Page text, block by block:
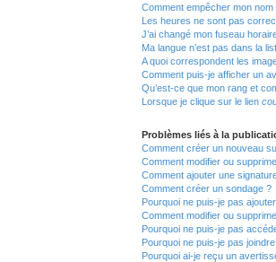
Comment empêcher mon
Les heures ne sont pas
J’ai changé mon fuseau
Ma langue n’est pas dans la
A quoi correspondent les
Comment puis-je afficher un
Qu’est-ce que mon rang et
Lorsque je clique sur le lien
Problèmes liés à la
Comment créer un nouveau
Comment modifier ou
Comment ajouter une
Comment créer un sondage ?
Pourquoi ne puis-je pas
Comment modifier ou
Pourquoi ne puis-je pas
Pourquoi ne puis-je pas
Pourquoi ai-je reçu un